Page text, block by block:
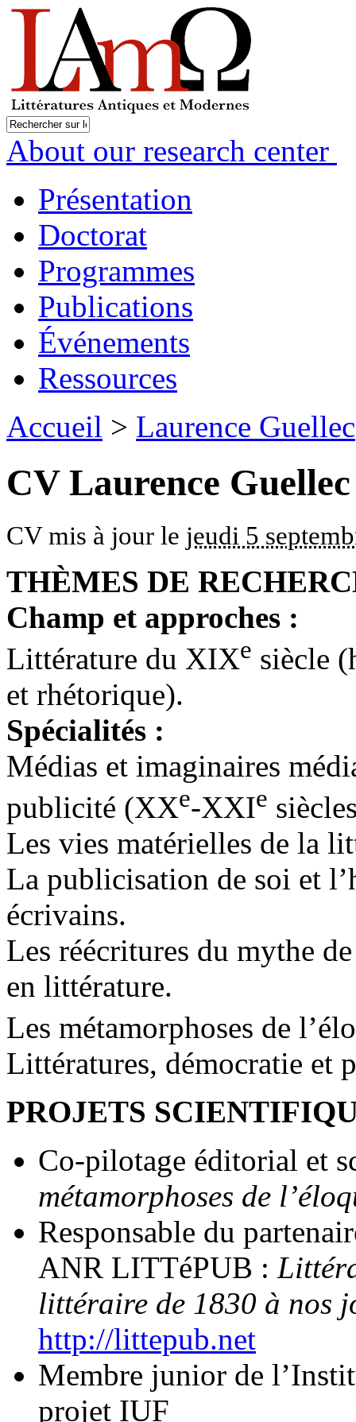
About our research center
Présentation
Doctorat
Programmes
Publications
Événements
Ressources
Accueil > Laurence Guellec
CV Laurence Guellec
CV mis à jour le jeudi 5
THÈMES DE
Champ et approches :
Littérature du XIXe siècle
et rhétorique).
Spécialités :
Médias et imaginaires
publicité (XXe-XXIe
Les vies matérielles de la
La publicisation de soi et
écrivains.
Les réécritures du mythe
en littérature.
Les métamorphoses de
Littératures, démocratie et
PROJETS
Co-pilotage éditorial et
métamorphoses de
Responsable du
ANR LITTéPUB :
littéraire de 1830 à nos
http://littepub.net
Membre junior de
projet IUF